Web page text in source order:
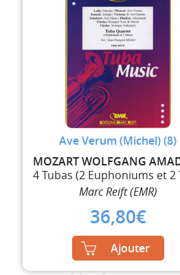
Ave Verum (Michel) (8)
Marc Reift (EMR)
36,80€
Ajouter